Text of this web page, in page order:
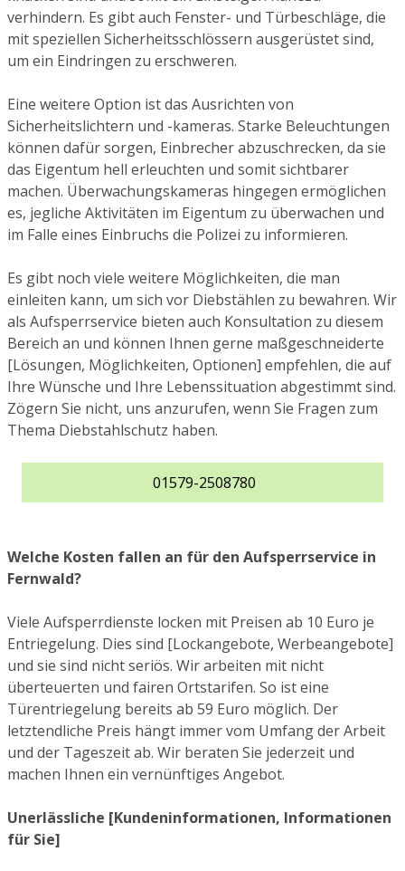
verhindern. Es gibt auch Fenster- und Türbeschläge, die
mit speziellen Sicherheitsschlössern ausgerüstet sind,
um ein Eindringen zu erschweren.
Eine weitere Option ist das Ausrichten von
Sicherheitslichtern und -kameras. Starke Beleuchtungen
können dafür sorgen, Einbrecher abzuschrecken, da sie
das Eigentum hell erleuchten und somit sichtbarer
machen. Überwachungskameras hingegen ermöglichen
es, jegliche Aktivitäten im Eigentum zu überwachen und
im Falle eines Einbruchs die Polizei zu informieren.
Es gibt noch viele weitere Möglichkeiten, die man
einleiten kann, um sich vor Diebstählen zu bewahren. Wir
als Aufsperrservice bieten auch Konsultation zu diesem
Bereich an und können Ihnen gerne maßgeschneiderte
[Lösungen, Möglichkeiten, Optionen] empfehlen, die auf
Ihre Wünsche und Ihre Lebenssituation abgestimmt sind.
Zögern Sie nicht, uns anzurufen, wenn Sie Fragen zum
Thema Diebstahlschutz haben.
01579-2508780
Welche Kosten fallen an für den Aufsperrservice in
Fernwald?
Viele Aufsperrdienste locken mit Preisen ab 10 Euro je
Entriegelung. Dies sind [Lockangebote, Werbeangebote]
und sie sind nicht seriös. Wir arbeiten mit nicht
überteuerten und fairen Ortstarifen. So ist eine
Türentriegelung bereits ab 59 Euro möglich. Der
letztendliche Preis hängt immer vom Umfang der Arbeit
und der Tageszeit ab. Wir beraten Sie jederzeit und
machen Ihnen ein vernünftiges Angebot.
Unerlässliche [Kundeninformationen, Informationen
für Sie]